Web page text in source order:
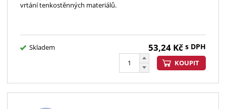
vrtání tenkostěnných materiálů.
Skladem 53,24 Kč s DPH
KOUPIT